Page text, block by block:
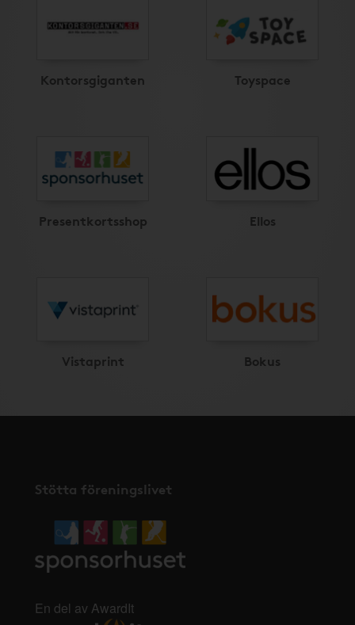
Kontorsgiganten Toyspace
Presentkortsshop Ellos
Vistaprint Bokus
Stötta föreningslivet
En del av AwardIt